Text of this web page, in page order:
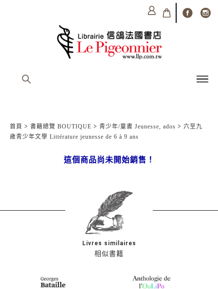
首頁 > 書籍總覽 BOUTIQUE > 青少年/童書 Jeunesse, ados > 六至九
歲青少年文學 Littérature jeunesse de 6 à 9 ans
這個商品尚未開始銷售！
相似書籍
Livres similaires